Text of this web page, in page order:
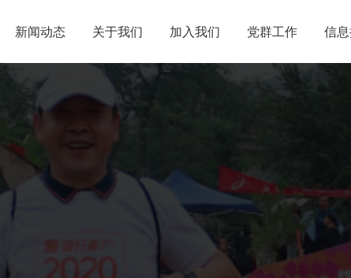
新闻动态 关于我们 加入我们 党群工作 信